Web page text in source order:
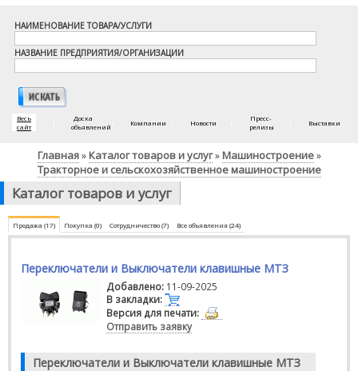
НАИМЕНОВАНИЕ ТОВАРА/УСЛУГИ
НАЗВАНИЕ ПРЕДПРИЯТИЯ/ОРГАНИЗАЦИИ
Весь
сайт
Доска
объявлений
Компании Новости
Пресс-
релизы
Выставки
Главная» Каталог товаров и услуг» Машиностроение»
Тракторное и сельскохозяйственное машиностроение
Каталог товаров и услуг
Продажа (17) Покупка (0) Сотрудничество (7) Все объявления (24)
Переключатели и Выключатели клавишные МТЗ
Добавлено: 11-09-2025
В закладки:
Версия для печати:
Отправить заявку
Переключатели и Выключатели клавишные МТЗ